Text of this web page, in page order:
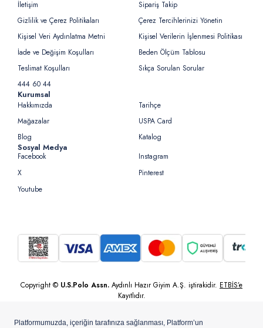
İletişim
Sipariş Takip
Gizlilik ve Çerez Politikaları
Çerez Tercihlerinizi Yönetin
Kişisel Veri Aydınlatma Metni
Kişisel Verilerin İşlenmesi Politikası
İade ve Değişim Koşulları
Beden Ölçüm Tablosu
Teslimat Koşulları
Sıkça Sorulan Sorular
444 60 44
Kurumsal
Hakkımızda
Tarihçe
Mağazalar
USPA Card
Blog
Katalog
Sosyal Medya
Facebook
Instagram
X
Pinterest
Youtube
Copyright © U.S.Polo Assn. Aydınlı Hazır Giyim A.Ş. iştirakidir. ETBİS’e
Kayıtlıdır.